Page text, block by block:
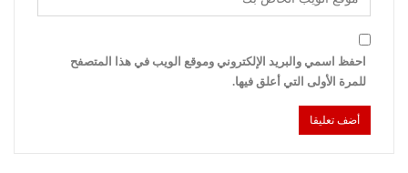
احفظ اسمي والبريد الإلكتروني وموقع الويب في هذا المتصفح
للمرة الأولى التي أعلق فيها.